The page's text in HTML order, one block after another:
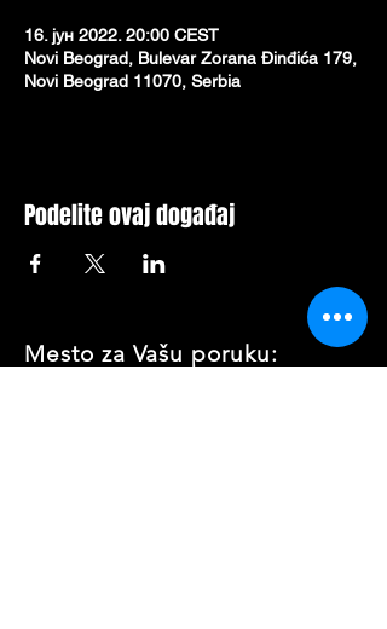
16. јун 2022. 20:00 CEST
Novi Beograd, Bulevar Zorana Đinđića 179,
Novi Beograd 11070, Serbia
Podelite ovaj događaj
Mesto za Vašu poruku: